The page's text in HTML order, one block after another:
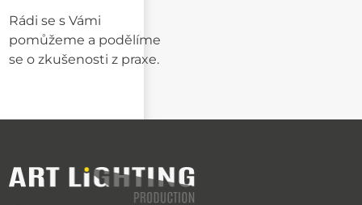
Rádi se s Vámi
pomůžeme a podělíme
se o zkušenosti z praxe.